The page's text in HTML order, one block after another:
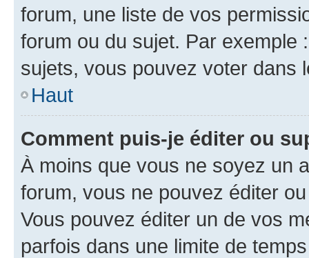
forum, une liste de vos
forum ou du sujet. Par exemple
sujets, vous pouvez voter dans
Haut
Comment puis-je éditer ou
À moins que vous ne soyez un
forum, vous ne pouvez éditer
Vous pouvez éditer un de vos
parfois dans une limite de